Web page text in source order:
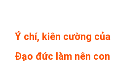
Ý chí, kiên cường
Đạo đức làm nên con